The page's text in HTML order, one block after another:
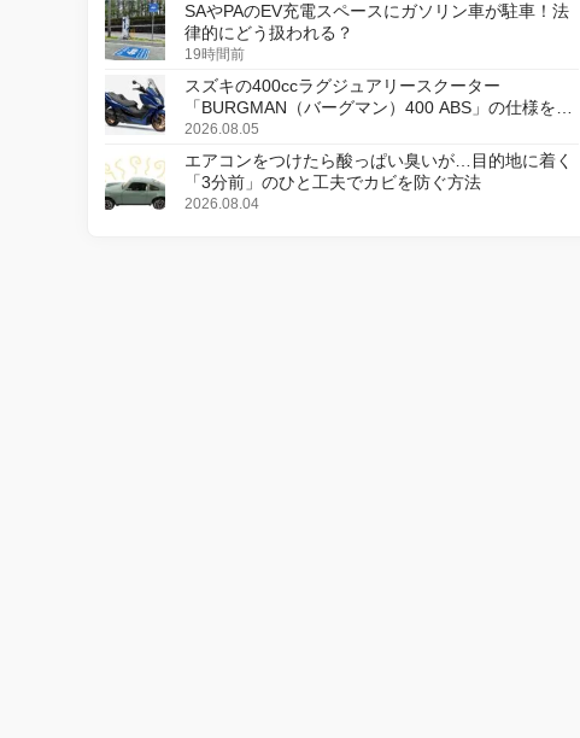
SAやPAのEV充電スペースにガソリン車が駐車！法
律的にどう扱われる？
19時間前
スズキの400ccラグジュアリースクーター
「BURGMAN（バーグマン）400 ABS」の仕様を変
更し、8月18日に発売
2026.08.05
エアコンをつけたら酸っぱい臭いが…目的地に着く
「3分前」のひと工夫でカビを防ぐ方法
2026.08.04